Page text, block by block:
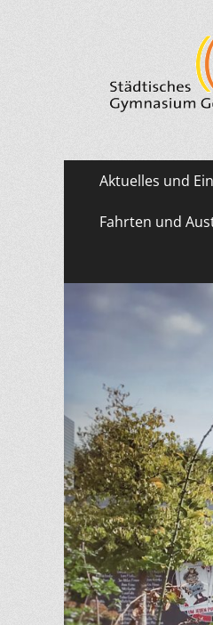
Primäres
Zum
Inhalt
springen
Aktuelles und
Fahrten und